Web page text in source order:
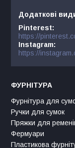
Pinterest
https://
Instagram
https://
ФУРНІТУРА
Фурнітура для
Ручки для сумок
Пряжки для
Фермуари
Пластикова